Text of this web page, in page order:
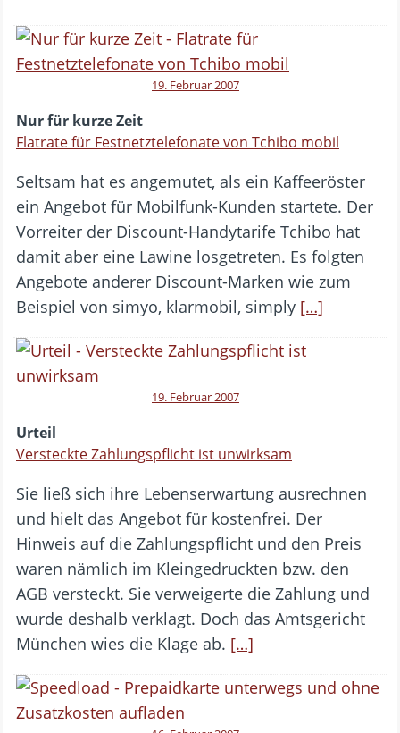
19. Februar 2007
Nur für kurze Zeit
Flatrate für Festnetztelefonate von Tchibo mobil
Seltsam hat es angemutet, als ein Kaffeeröster
ein Angebot für Mobilfunk-Kunden startete. Der
Vorreiter der Discount-Handytarife Tchibo hat
damit aber eine Lawine losgetreten. Es folgten
Angebote anderer Discount-Marken wie zum
Beispiel von simyo, klarmobil, simply […]
19. Februar 2007
Urteil
Versteckte Zahlungspflicht ist unwirksam
Sie ließ sich ihre Lebenserwartung ausrechnen
und hielt das Angebot für kostenfrei. Der
Hinweis auf die Zahlungspflicht und den Preis
waren nämlich im Kleingedruckten bzw. den
AGB versteckt. Sie verweigerte die Zahlung und
wurde deshalb verklagt. Doch das Amtsgericht
München wies die Klage ab. […]